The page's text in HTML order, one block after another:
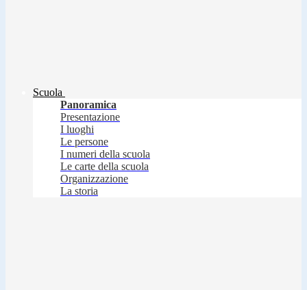
Scuola
Panoramica
Presentazione
I luoghi
Le persone
I numeri della scuola
Le carte della scuola
Organizzazione
La storia